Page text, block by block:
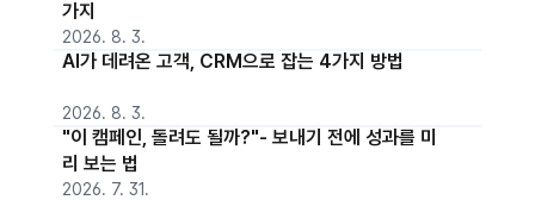
가지
2026. 8. 3.
AI가 데려온 고객, CRM으로 잡는 4가지 방법
2026. 8. 3.
"이 캠페인, 돌려도 될까?"- 보내기 전에 성과를 미
리 보는 법
2026. 7. 31.